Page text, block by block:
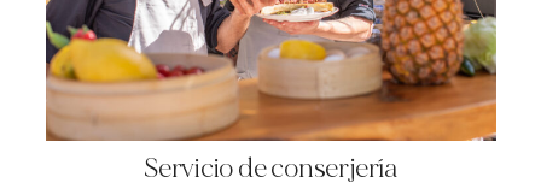
Servicio de conserjería